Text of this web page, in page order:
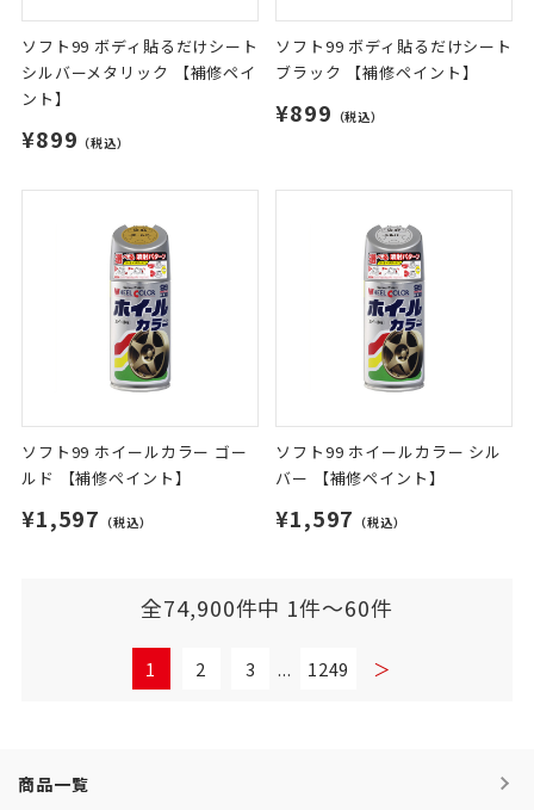
ソフト99 ボディ貼るだけシート
シルバーメタリック 【補修ペイ
ント】
¥899 （税込）
ソフト99 ボディ貼るだけシート
ブラック 【補修ペイント】
¥899 （税込）
ソフト99 ホイールカラー ゴー
ルド 【補修ペイント】
¥1,597 （税込）
ソフト99 ホイールカラー シル
バー 【補修ペイント】
¥1,597 （税込）
全74,900件中 1件～60件
1 2 3 ... 1249 ＞
商品一覧